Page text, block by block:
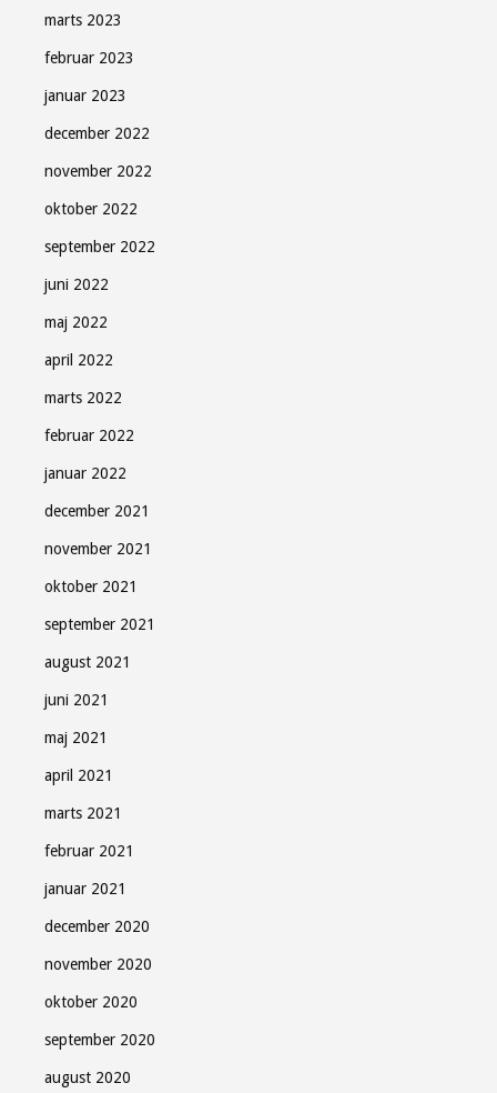
marts 2023
februar 2023
januar 2023
december 2022
november 2022
oktober 2022
september 2022
juni 2022
maj 2022
april 2022
marts 2022
februar 2022
januar 2022
december 2021
november 2021
oktober 2021
september 2021
august 2021
juni 2021
maj 2021
april 2021
marts 2021
februar 2021
januar 2021
december 2020
november 2020
oktober 2020
september 2020
august 2020